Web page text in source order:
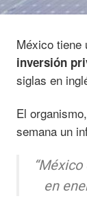
México tiene
inversión
siglas en
El
semana un
en